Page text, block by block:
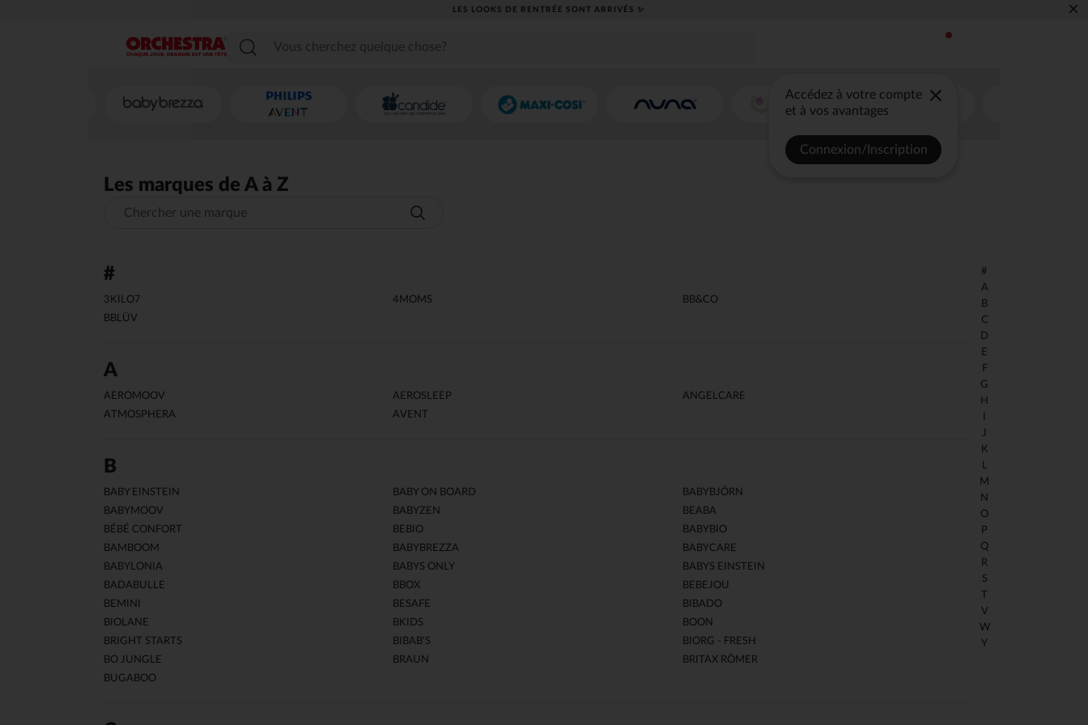
​CAP SUR LA RENTRÉE RETROUVEZ NOS ESSENTIELS ✏️🎒​ ×
Menu
Accédez à votre compte
et à vos avantages
Connexion/Inscription
Les marques de A à Z
Chercher une marque
#
3KILO7 4MOMS
BB&CO
BBLÜV
A
AEROMOOV AEROSLEEP
ANGELCARE
ATMOSPHERA
AVENT
B
BABY EINSTEIN BABY ON BOARD
BABYBJÖRN
BABYMOOV
BABYZEN
BEABA
BÉBÉ CONFORT
BEBIO
BABYBIO
BAMBOOM
BABYBREZZA
BABYCARE
BABYLONIA
BABYS ONLY
BABYS EINSTEIN
BADABULLE
BBOX
BEBEJOU
BEMINI
BESAFE
BIBADO
BIOLANE
BKIDS
BOON
BRIGHT STARTS
BIBAB'S
BIORG - FRESH
BO JUNGLE
BRAUN
BRITAX RÖMER
BUGABOO
#
A
B
C
D
E
F
G
H
K
M
N
O
P
Q
R
S
T
V
W
Y